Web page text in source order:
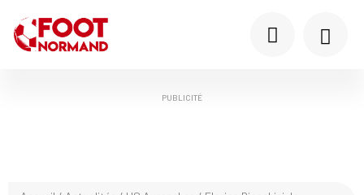
PUBLICITÉ